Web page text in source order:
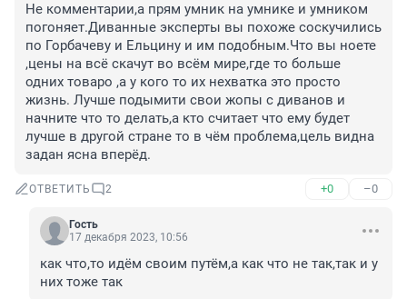
Не комментарии,а прям умник на умнике и умником
погоняет.Диванные эксперты вы похоже соскучились
по Горбачеву и Ельцину и им подобным.Что вы ноете
,цены на всё скачут во всём мире,где то больше
одних товаро ,а у кого то их нехватка это просто
жизнь. Лучше подымити свои жопы с диванов и
начните что то делать,а кто считает что ему будет
лучше в другой стране то в чём проблема,цель видна
задан ясна вперёд.
ОТВЕТИТЬ 2 +0 –0
Гость
17 декабря 2023, 10:56
как что,то идём своим путём,а как что не так,так и у
них тоже так